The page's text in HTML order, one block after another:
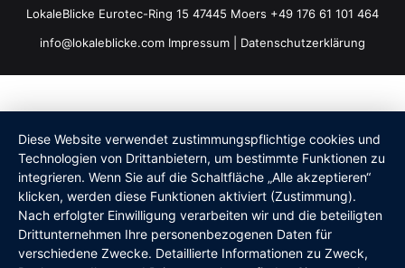
LokaleBlicke Eurotec-Ring 15 47445 Moers +49 176 61 101 464
info@lokaleblicke.com Impressum Datenschutzerklärung
Diese Website verwendet zustimmungspflichtige cookies und
Technologien von Drittanbietern, um bestimmte Funktionen zu
integrieren. Wenn Sie auf die Schaltfläche „Alle akzeptieren“
klicken, werden diese Funktionen aktiviert (Zustimmung).
Nach erfolgter Einwilligung verarbeiten wir und die beteiligten
Drittunternehmen Ihre personenbezogenen Daten für
verschiedene Zwecke. Detaillierte Informationen zu Zweck,